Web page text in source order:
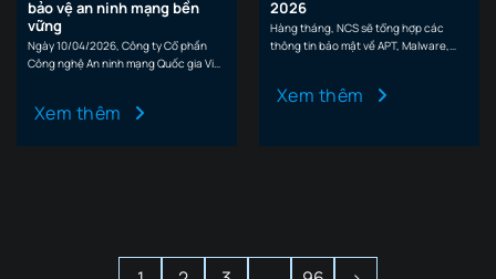
bảo vệ an ninh mạng bền
vững
Ngày 10/04/2026, Công ty Cổ phần
Công nghệ An ninh mạng Quốc gia Việt
Xem thêm
2026
Hàng tháng, NCS sẽ tổng hợp các
thông tin bảo mật về APT, Malware,
Xem thêm